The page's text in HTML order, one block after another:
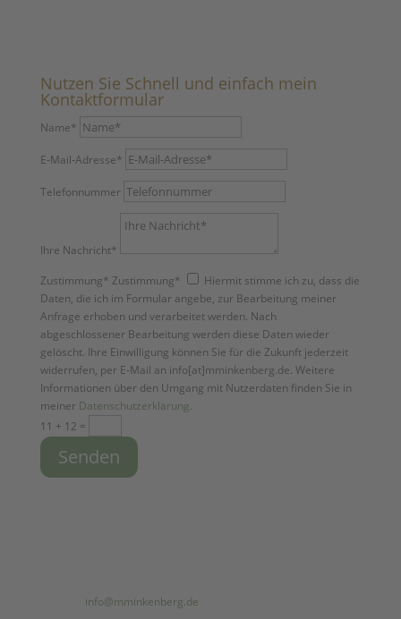
Nutzen Sie Schnell und einfach mein
Kontaktformular
Name*
E-Mail-Adresse*
Telefonnummer
Ihre Nachricht*
Zustimmung* Zustimmung*
Hiermit stimme ich zu, dass die
Daten, die ich im Formular angebe, zur Bearbeitung meiner
Anfrage erhoben und verarbeitet werden. Nach
abgeschlossener Bearbeitung werden diese Daten wieder
gelöscht. Ihre Einwilligung können Sie für die Zukunft jederzeit
widerrufen, per E-Mail an info[at]mminkenberg.de. Weitere
Informationen über den Umgang mit Nutzerdaten finden Sie in
meiner Datenschutzerklärung.
11 + 12 =
Senden
Kontaktmöglichkeiten
info@mminkenberg.de